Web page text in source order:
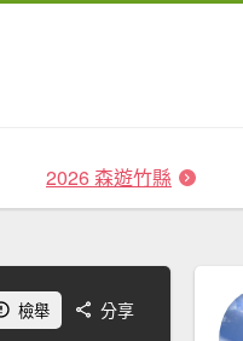
2026 森遊竹縣
檢舉 分享